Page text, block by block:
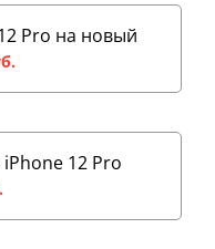
Pro на новый
12 Pro